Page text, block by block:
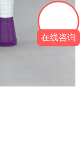
在线咨询